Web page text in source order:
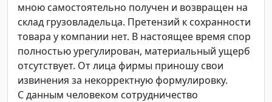
мною самостоятельно получен и возвращен на
склад грузовладельца. Претензий к сохранности
товара у компании нет. В настоящее время спор
полностью урегулирован, материальный ущерб
отсутствует. От лица фирмы приношу свои
извинения за некорректную формулировку.
С данным человеком сотрудничество